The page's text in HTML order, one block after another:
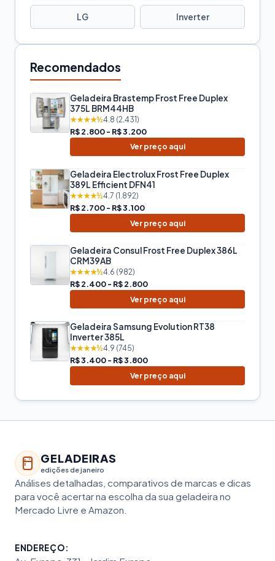
LG Inverter
Recomendados
Geladeira Brastemp Frost Free Duplex
375L BRM44HB
★★★★½4.8 (2.431)
R$ 2.800 - R$ 3.200
Ver preço aqui
Geladeira Electrolux Frost Free Duplex
389L Efficient DFN41
★★★★½4.7 (1.892)
R$ 2.700 - R$ 3.100
Ver preço aqui
Geladeira Consul Frost Free Duplex 386L
CRM39AB
★★★★½4.6 (982)
R$ 2.400 - R$ 2.800
Ver preço aqui
Geladeira Samsung Evolution RT38
Inverter 385L
★★★★½4.9 (745)
R$ 3.400 - R$ 3.800
Ver preço aqui
GELADEIRAS
edições de janeiro
Análises detalhadas, comparativos de marcas e dicas
para você acertar na escolha da sua geladeira no
Mercado Livre e Amazon.
ENDEREÇO: